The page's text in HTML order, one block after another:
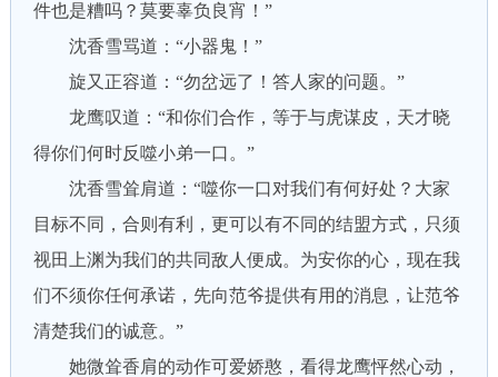
件也是糟吗？莫要辜负良宵！”
沈香雪骂道：“小器鬼！”
旋又正容道：“勿岔远了！答人家的问题。”
龙鹰叹道：“和你们合作，等于与虎谋皮，天才晓
得你们何时反噬小弟一口。”
沈香雪耸肩道：“噬你一口对我们有何好处？大家
目标不同，合则有利，更可以有不同的结盟方式，只须
视田上渊为我们的共同敌人便成。为安你的心，现在我
们不须你任何承诺，先向范爷提供有用的消息，让范爷
清楚我们的诚意。”
她微耸香肩的动作可爱娇憨，看得龙鹰怦然心动，